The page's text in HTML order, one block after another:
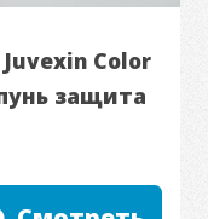
Color
защита